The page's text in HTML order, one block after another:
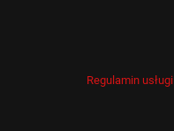
Regulamin usługi